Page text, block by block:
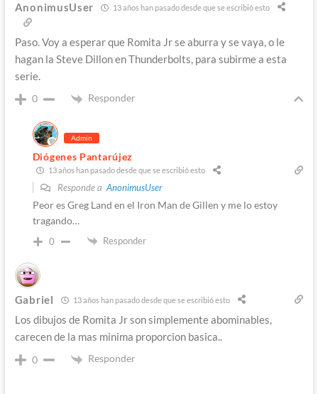
AnonimusUser 13 años han pasado desde que se escribió esto
Paso. Voy a esperar que Romita Jr se aburra y se vaya, o le
hagan la Steve Dillon en Thunderbolts, para subirme a esta
serie.
0 Responder
Admin
Diógenes Pantarújez
13 años han pasado desde que se escribió esto
Responde a AnonimusUser
Peor es Greg Land en el Iron Man de Gillen y me lo estoy
tragando…
0 Responder
Gabriel 13 años han pasado desde que se escribió esto
Los dibujos de Romita Jr son simplemente abominables,
carecen de la mas minima proporcion basica..
0 Responder